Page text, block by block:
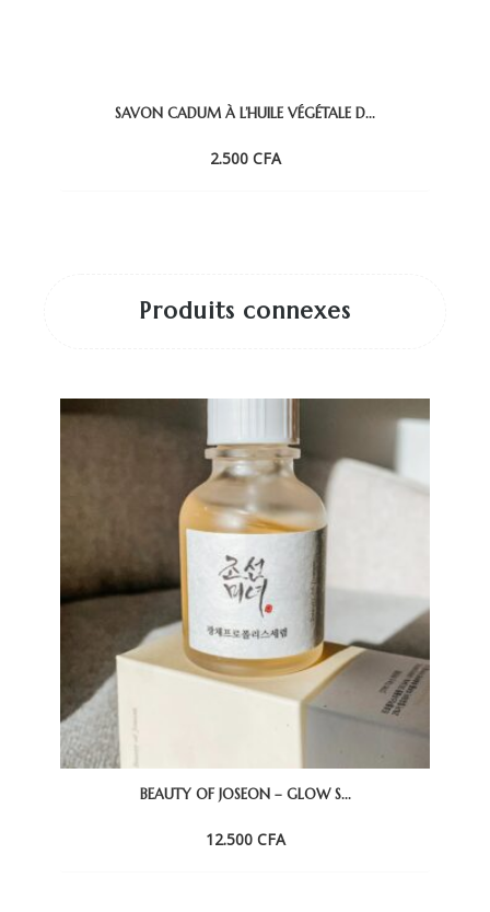
SAVON CADUM À L’HUILE VÉGÉTALE D...
2.500 CFA
Produits connexes
BEAUTY OF JOSEON – GLOW S...
12.500 CFA